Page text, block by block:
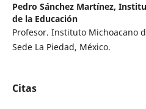
Pedro Sánchez Martínez,
de la Educación
Profesor. Instituto Michoacano
Sede La Piedad, México.
Citas